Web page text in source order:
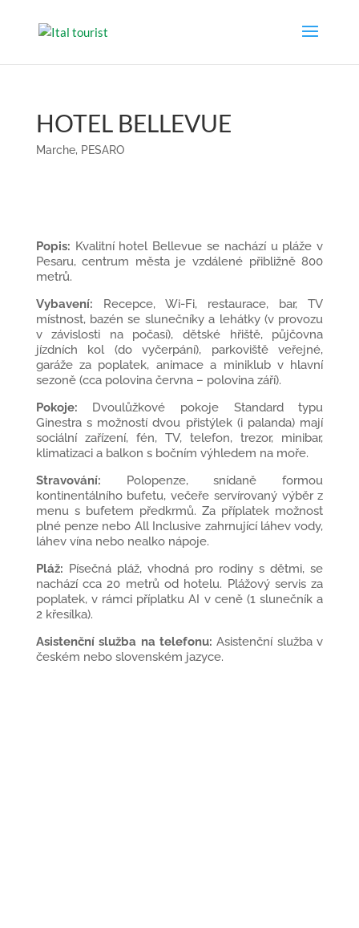
HOTEL BELLEVUE
Marche, PESARO
Popis: Kvalitní hotel Bellevue se nachází u pláže v
Pesaru, centrum města je vzdálené přibližně 800
metrů.
Vybavení: Recepce, Wi-Fi, restaurace, bar, TV
místnost, bazén se slunečníky a lehátky (v provozu
v závislosti na počasí), dětské hřiště, půjčovna
jízdních kol (do vyčerpání), parkoviště veřejné,
garáže za poplatek, animace a miniklub v hlavní
sezoně (cca polovina června – polovina září).
Pokoje: Dvoulůžkové pokoje Standard typu
Ginestra s možností dvou přistýlek (i palanda) mají
sociální zařízení, fén, TV, telefon, trezor, minibar,
klimatizaci a balkon s bočním výhledem na moře.
Stravování: Polopenze, snídaně formou
kontinentálního bufetu, večeře servírovaný výběr z
menu s bufetem předkrmů. Za příplatek možnost
plné penze nebo All Inclusive zahrnující láhev vody,
láhev vína nebo nealko nápoje.
Pláž: Písečná pláž, vhodná pro rodiny s dětmi, se
nachází cca 20 metrů od hotelu. Plážový servis za
poplatek, v rámci příplatku AI v ceně (1 slunečník a
2 křesílka).
Asistenční služba na telefonu: Asistenční služba v
českém nebo slovenském jazyce.